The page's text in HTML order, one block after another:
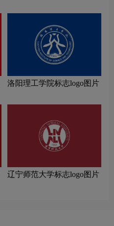
洛阳理工学院标志logo图片
辽宁师范大学标志logo图片